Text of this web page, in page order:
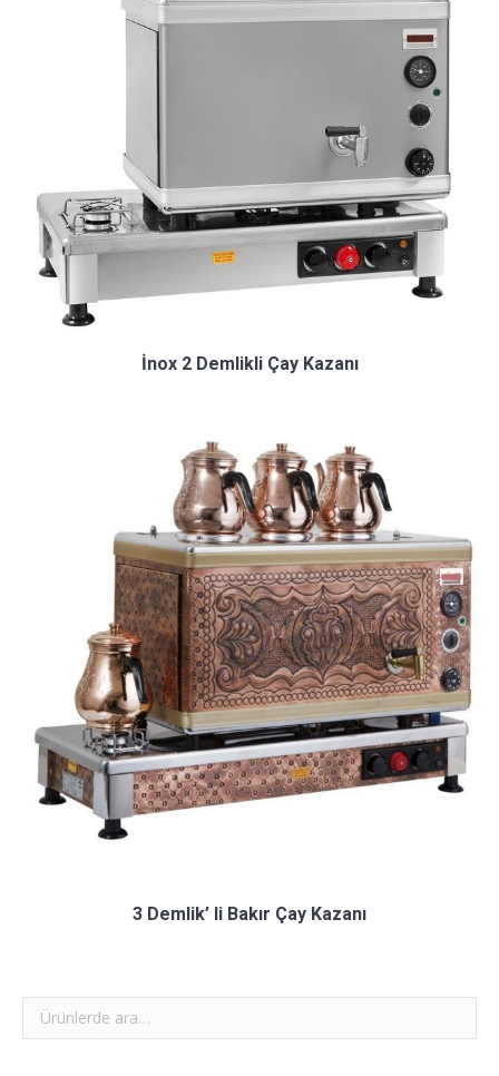
İnox 2 Demlikli Çay Kazanı
3 Demlik’ li Bakır Çay Kazanı